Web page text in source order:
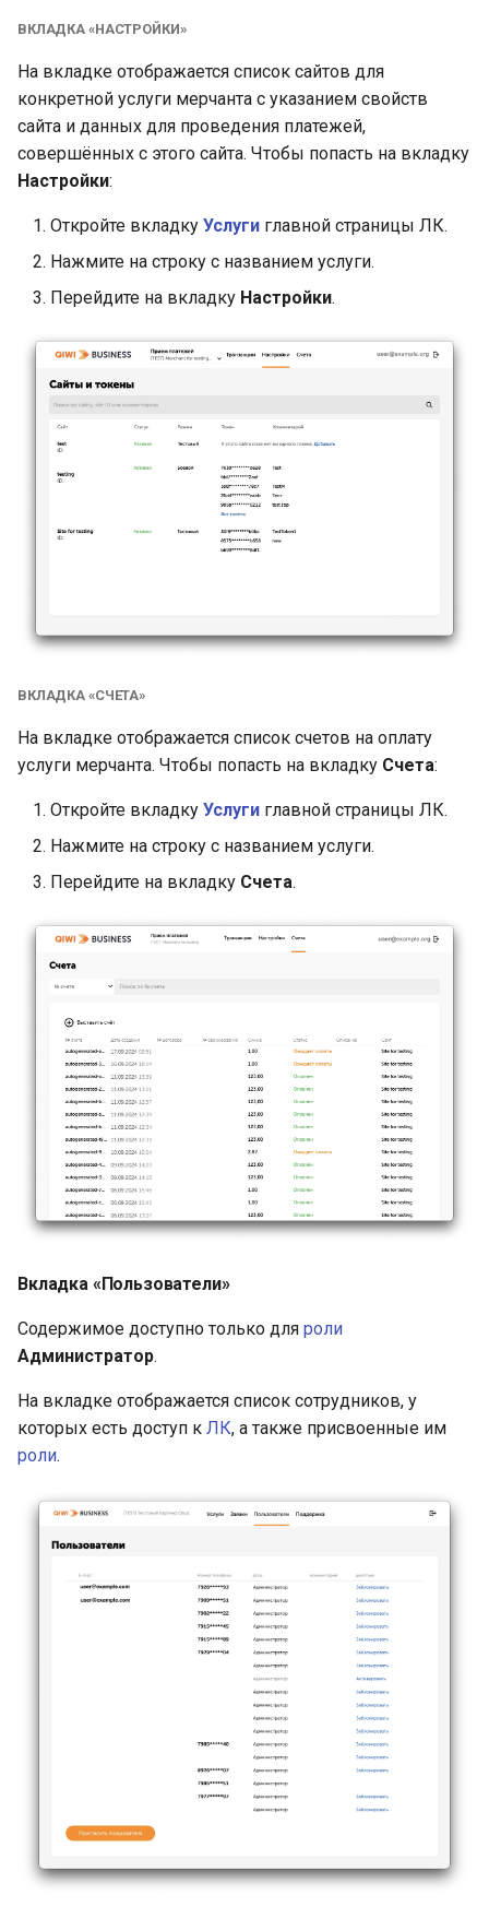
ВКЛАДКА «НАСТРОЙКИ»
На вкладке отображается список сайтов для
конкретной услуги мерчанта с указанием свойств
сайта и данных для проведения платежей,
совершённых с этого сайта. Чтобы попасть на вкладку
Настройки:
Откройте вкладку Услуги главной страницы ЛК.
Нажмите на строку с названием услуги.
Перейдите на вкладку Настройки.
ВКЛАДКА «СЧЕТА»
На вкладке отображается список счетов на оплату
услуги мерчанта. Чтобы попасть на вкладку Счета:
Откройте вкладку Услуги главной страницы ЛК.
Нажмите на строку с названием услуги.
Перейдите на вкладку Счета.
Вкладка «Пользователи»
Содержимое доступно только для роли
Администратор.
На вкладке отображается список сотрудников, у
которых есть доступ к ЛК, а также присвоенные им
роли.